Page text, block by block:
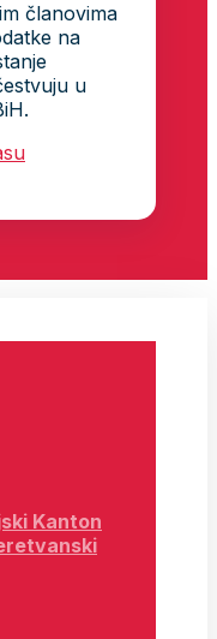
članovima
na
u
Kanton